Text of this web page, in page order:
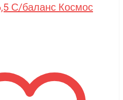
С/баланс Космос